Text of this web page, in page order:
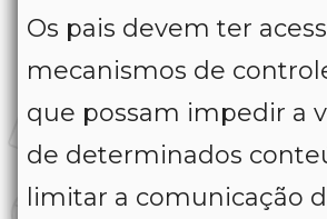
Os pais devem ter
mecanismos de
que possam impedir a
de determinados
limitar a comunicação